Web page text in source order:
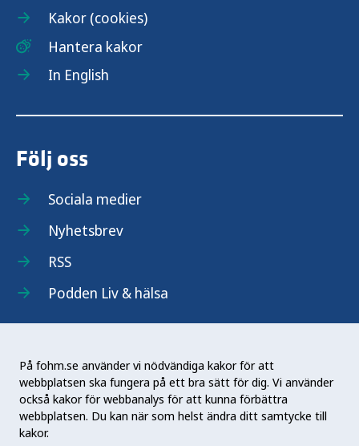
På fohm.se använder vi nödvändiga kakor för att
webbplatsen ska fungera på ett bra sätt för dig. Vi använder
också kakor för webbanalys för att kunna förbättra
webbplatsen. Du kan när som helst ändra ditt samtycke till
kakor.
Kakor (cookies)
Hantera kakor
In English
Följ oss
Sociala medier
Nyhetsbrev
RSS
Podden Liv & hälsa
Folkhälsomyndigheten (Fohm) är en nationell
kunskapsmyndighet som arbetar för en bättre
folkhälsa. Det gör myndigheten genom att